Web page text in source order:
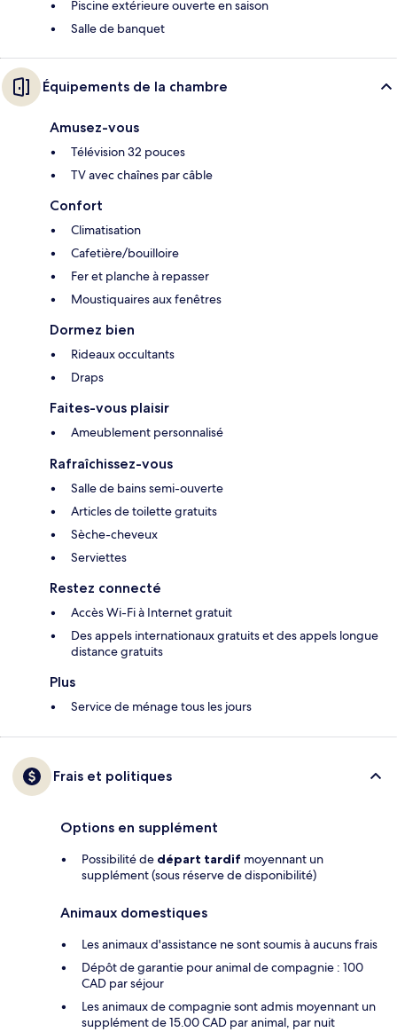
Piscine extérieure ouverte en saison
Salle de banquet
Équipements de la chambre
Amusez-vous
Télévision 32 pouces
TV avec chaînes par câble
Confort
Climatisation
Cafetière/bouilloire
Fer et planche à repasser
Moustiquaires aux fenêtres
Dormez bien
Rideaux occultants
Draps
Faites-vous plaisir
Ameublement personnalisé
Rafraîchissez-vous
Salle de bains semi-ouverte
Articles de toilette gratuits
Sèche-cheveux
Serviettes
Restez connecté
Accès Wi-Fi à Internet gratuit
Des appels internationaux gratuits et des appels longue
distance gratuits
Plus
Service de ménage tous les jours
Frais et politiques
Options en supplément
Possibilité de départ tardif moyennant un
supplément (sous réserve de disponibilité)
Animaux domestiques
Les animaux d'assistance ne sont soumis à aucuns frais
Dépôt de garantie pour animal de compagnie : 100
CAD par séjour
Les animaux de compagnie sont admis moyennant un
supplément de 15.00 CAD par animal, par nuit